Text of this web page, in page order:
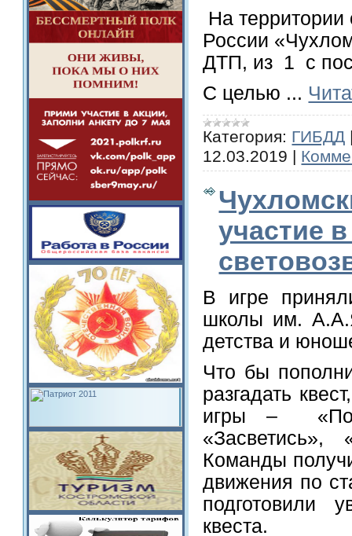
На
России
ДТП, из 1 с
С целью ...
Категория: ГИБДД
12.03.2019 |
участие
В игре
школы им.
детства и
Что бы
разгадать
игры –
«Засветись»,
Команды
движения по
подготовили
квеста.